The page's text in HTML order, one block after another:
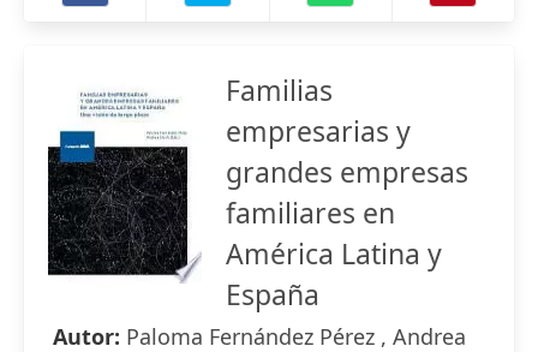
Familias
empresarias y
grandes empresas
familiares en
América Latina y
España
Autor: Paloma Fernández Pérez , Andrea